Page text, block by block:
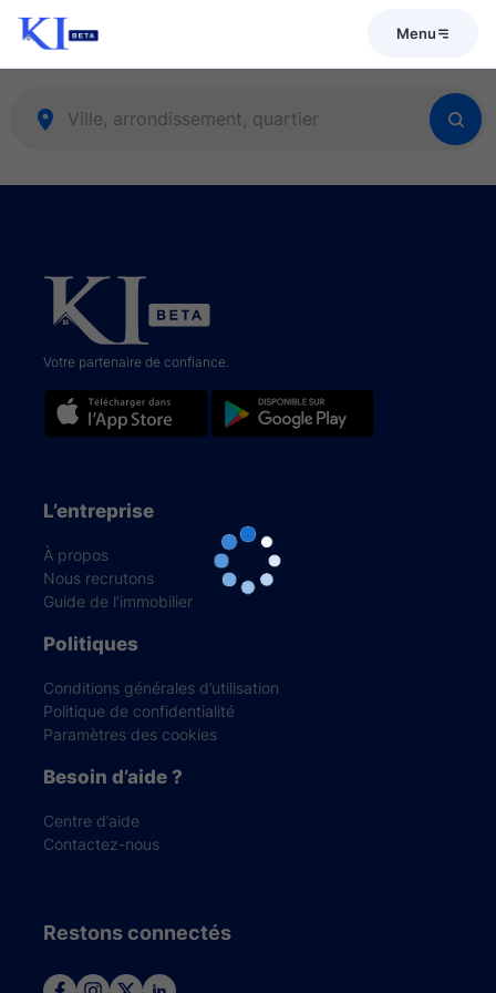
Menu
Votre partenaire de confiance.
L’entreprise
À propos
Nous recrutons
Guide de l’immobilier
Politiques
Conditions générales d’utilisation
Politique de confidentialité
Paramètres des cookies
Besoin d’aide ?
Centre d’aide
Contactez-nous
Restons connectés